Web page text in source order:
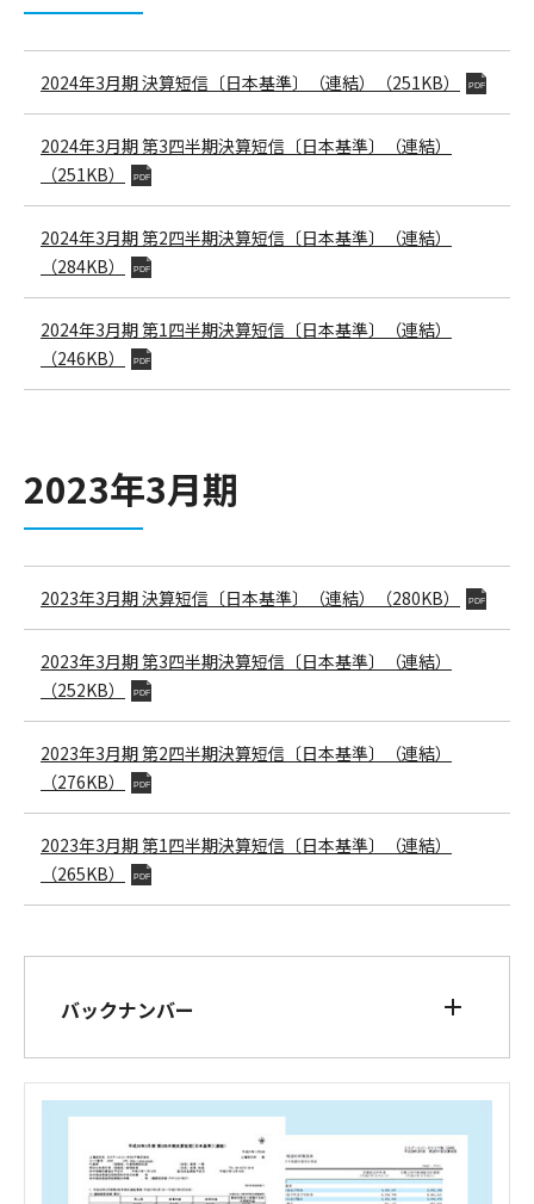
2024年3月期決算短信〔日本基準〕（連結） （251KB） PDF
2024年3月期第3四半期決算短信〔日本基準〕（連結）
（251KB）
PDF
2024年3月期第2四半期決算短信〔日本基準〕（連結）
（284KB）
PDF
2024年3月期第1四半期決算短信〔日本基準〕（連結）
（246KB）
PDF
2023年3月期
2023年3月期決算短信〔日本基準〕（連結） （280KB） PDF
2023年3月期第3四半期決算短信〔日本基準〕（連結）
（252KB）
PDF
2023年3月期第2四半期決算短信〔日本基準〕（連結）
（276KB）
PDF
2023年3月期第1四半期決算短信〔日本基準〕（連結）
（265KB）
PDF
バックナンバー